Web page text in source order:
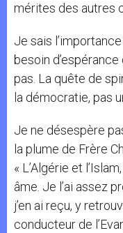
mérites des autres
Je sais
besoin
pas. La quête de
la démocratie, pas
Je ne désespère
la plume de Frère
« L’Algérie et
âme. Je l’ai assez
j’en ai reçu, y
conducteur de